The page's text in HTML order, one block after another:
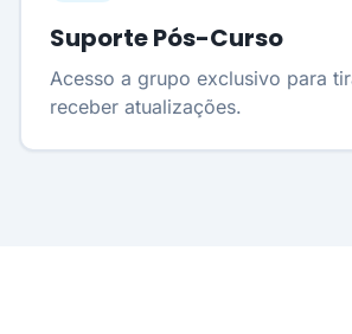
Suporte Pós-Curso
Acesso a grupo exclusivo para
receber atualizações.